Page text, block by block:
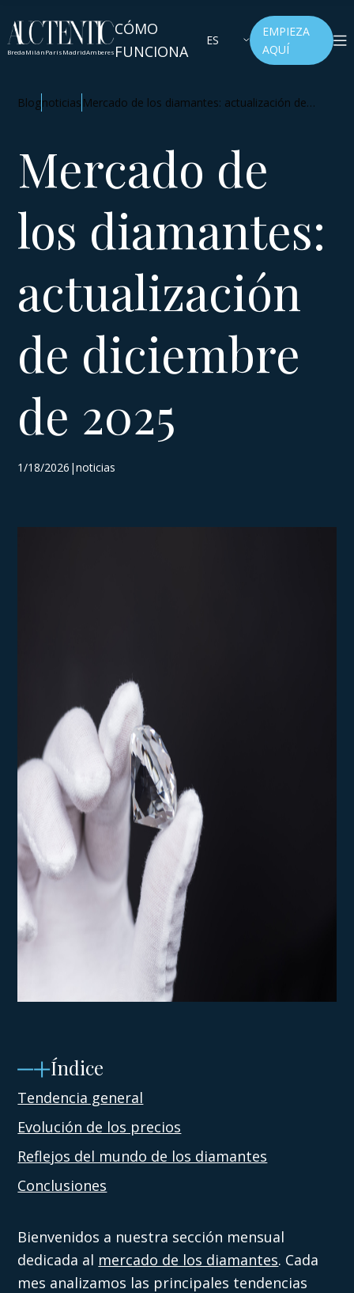
BredaMilánParísMadridAmberes
CÓMO
FUNCIONA
ES
EMPIEZA
AQUÍ
Blognoticias Mercado de los diamantes: actualización de
Mercado de
los diamantes:
actualización
de diciembre
de 2025
1/18/2026|noticias
Índice
Tendencia general
Evolución de los precios
Reflejos del mundo de los diamantes
Conclusiones
Bienvenidos a nuestra sección mensual
dedicada al mercado de los diamantes. Cada
mes analizamos las principales tendencias